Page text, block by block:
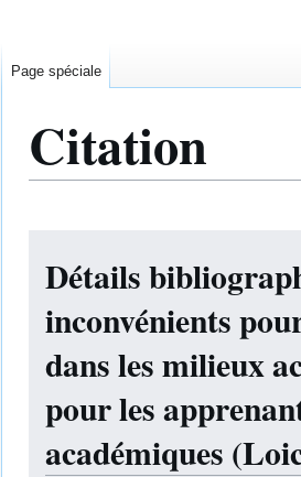
Citation
navigation
recherche
Détails
inconvénients
dans les milieux
pour les
académiques
Page spéciale